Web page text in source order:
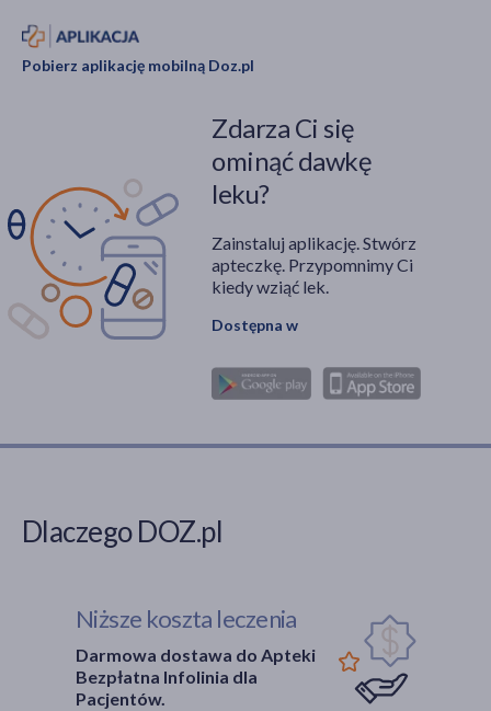
Pobierz aplikację mobilną Doz.pl
Zdarza Ci się
ominąć dawkę
leku?
Zainstaluj aplikację. Stwórz
apteczkę. Przypomnimy Ci
kiedy wziąć lek.
Dostępna w
Dlaczego DOZ.pl
Niższe koszta leczenia
Darmowa dostawa do Apteki
Bezpłatna Infolinia dla
Pacjentów.